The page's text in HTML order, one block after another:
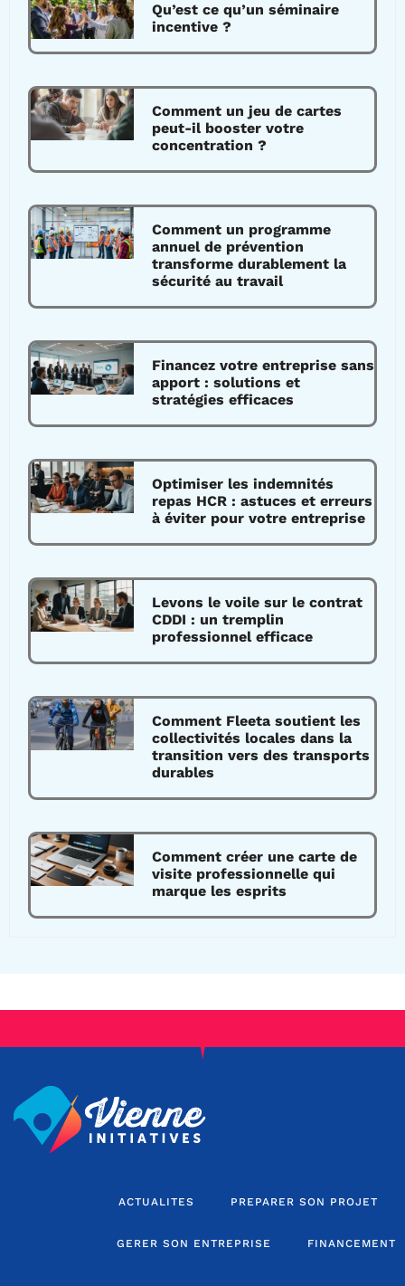
Qu’est ce qu’un séminaire
incentive ?
Comment un jeu de cartes
peut-il booster votre
concentration ?
Comment un programme
annuel de prévention
transforme durablement la
sécurité au travail
Financez votre entreprise sans
apport : solutions et
stratégies efficaces
Optimiser les indemnités
repas HCR : astuces et erreurs
à éviter pour votre entreprise
Levons le voile sur le contrat
CDDI : un tremplin
professionnel efficace
Comment Fleeta soutient les
collectivités locales dans la
transition vers des transports
durables
Comment créer une carte de
visite professionnelle qui
marque les esprits
ACTUALITES PREPARER SON PROJET
GERER SON ENTREPRISE FINANCEMENT